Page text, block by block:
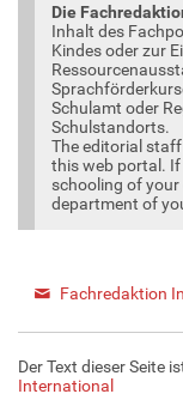
Die
Inhalt des
Kindes oder zur
Schulamt oder
Schulstandorts.
The editorial
this web portal.
schooling of your
department of
Fachredaktion
Der Text dieser Seite
International